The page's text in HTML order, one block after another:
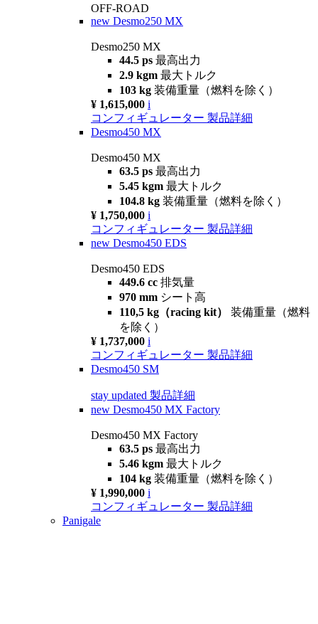
OFF-ROAD
new Desmo250 MX
Desmo250 MX
44.5 ps 最高出力
2.9 kgm 最大トルク
103 kg 装備重量（燃料を除く）
¥ 1,615,000 i
コンフィギュレーター 製品詳細
Desmo450 MX
Desmo450 MX
63.5 ps 最高出力
5.45 kgm 最大トルク
104.8 kg 装備重量（燃料を除く）
¥ 1,750,000 i
コンフィギュレーター 製品詳細
new Desmo450 EDS
Desmo450 EDS
449.6 cc 排気量
970 mm シート高
110,5 kg（racing kit） 装備重量（燃料
を除く）
¥ 1,737,000 i
コンフィギュレーター 製品詳細
Desmo450 SM
stay updated 製品詳細
new Desmo450 MX Factory
Desmo450 MX Factory
63.5 ps 最高出力
5.46 kgm 最大トルク
104 kg 装備重量（燃料を除く）
¥ 1,990,000 i
コンフィギュレーター 製品詳細
Panigale